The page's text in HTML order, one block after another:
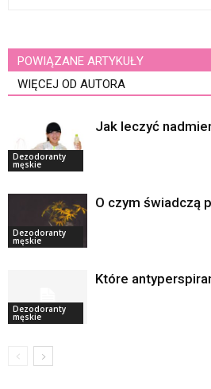
POWIĄZANE ARTYKUŁY
WIĘCEJ OD AUTORA
Dezodoranty
męskie
Jak leczyć
Dezodoranty
męskie
O czym świadczą
Dezodoranty
męskie
Które